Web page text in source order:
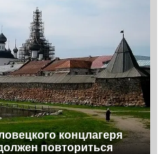
концлагеря
повториться